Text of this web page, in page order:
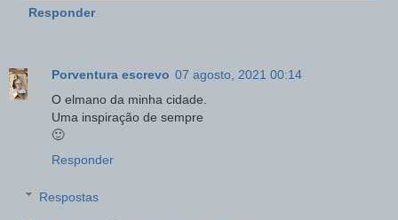
Responder
Porventura escrevo 07 agosto, 2021 00:14
O elmano da minha cidade.
Uma inspiração de sempre
🙂
Responder
Respostas